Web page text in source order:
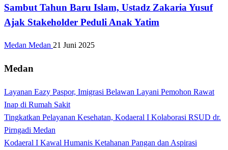
Sambut Tahun Baru Islam, Ustadz Zakaria Yusuf
Ajak Stakeholder Peduli Anak Yatim
Medan Medan 21 Juni 2025
Medan
Layanan Eazy Paspor, Imigrasi Belawan Layani Pemohon Rawat
Inap di Rumah Sakit
Tingkatkan Pelayanan Kesehatan, Kodaeral I Kolaborasi RSUD dr.
Pirngadi Medan‎
Kodaeral I Kawal Humanis Ketahanan Pangan dan Aspirasi